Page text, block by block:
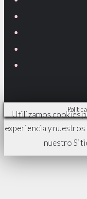
Utilizamos cookies
experiencia y
nuestro